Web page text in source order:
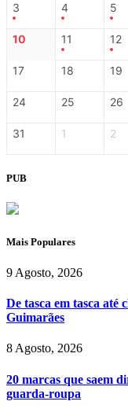
3 4 5
10 11 12
17 18 19
24 25 26
31 1 2
PUB
Mais Populares
9 Agosto, 2026
De tasca em tasca até
Guimarães
8 Agosto, 2026
20 marcas que saem
guarda-roupa